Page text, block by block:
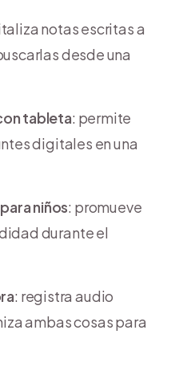
notas escritas a
desde una
tableta: permite
digitales en una
niños: promueve
durante el
: registra audio
ambas cosas para